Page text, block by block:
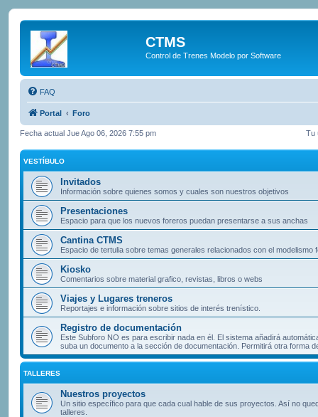
CTMS
Control de Trenes Modelo por Software
FAQ
Portal Foro
Tu
Fecha actual Jue Ago 06, 2026 7:55 pm
VESTÍBULO
Invitados
Información sobre quienes somos y cuales son nuestros objetivos
Presentaciones
Espacio para que los nuevos foreros puedan presentarse a sus anchas
Cantina CTMS
Espacio de tertulia sobre temas generales relacionados con el modelismo
Kiosko
Comentarios sobre material grafico, revistas, libros o webs
Viajes y Lugares treneros
Reportajes e información sobre sitios de interés trenístico.
Registro de documentación
Este Subforo NO es para escribir nada en él. El sistema añadirá
suba un documento a la sección de documentación. Permitirá otra forma
TALLERES
Nuestros proyectos
Un sitio específico para que cada cual hable de sus proyectos. Así no
talleres.